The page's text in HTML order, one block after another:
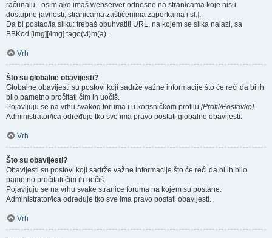
računalu - osim ako imaš webserver odnosno na stranicama koje nisu
dostupne javnosti, stranicama zaštićenima zaporkama i sl.].
Da bi postao/la sliku: trebaš obuhvatiti URL, na kojem se slika nalazi, sa
BBKod [img][/img] tago(vi)m(a).
Vrh
Što su globalne obavijesti?
Globalne obavijesti su postovi koji sadrže važne informacije što će reći da bi ih
bilo pametno pročitati čim ih uočiš.
Pojavljuju se na vrhu svakog foruma i u korisničkom profilu [Profil/Postavke].
Administrator/ica određuje tko sve ima pravo postati globalne obavijesti.
Vrh
Što su obavijesti?
Obavijesti su postovi koji sadrže važne informacije što će reći da bi ih bilo
pametno pročitati čim ih uočiš.
Pojavljuju se na vrhu svake stranice foruma na kojem su postane.
Administrator/ica određuje tko sve ima pravo postati obavijesti.
Vrh